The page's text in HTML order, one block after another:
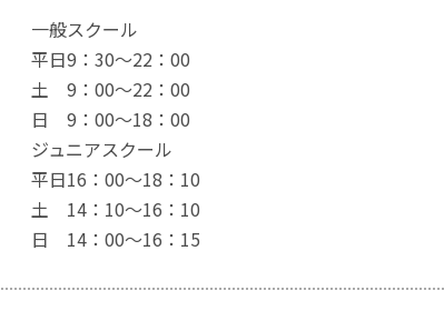
一般スクール
平日9：30～22：00
土 9：00～22：00
日 9：00～18：00
ジュニアスクール
平日16：00～18：10
土 14：10～16：10
日 14：00～16：15